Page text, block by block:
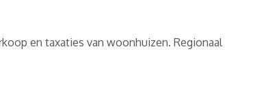
en taxaties van woonhuizen. Regionaal